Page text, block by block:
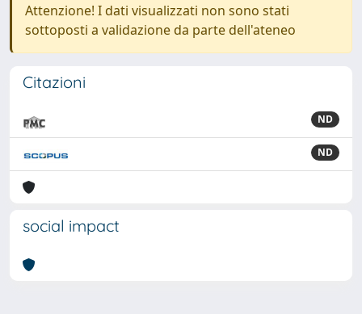
Attenzione! I dati visualizzati non sono stati
sottoposti a validazione da parte dell'ateneo
Citazioni
ND
ND
social impact